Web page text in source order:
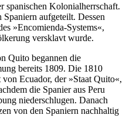
spanischen Kolonialherrschaft.
aufgeteilt. Dessen
»Encomienda-Systems«,
versklavt wurde.
Quito begannen die
bereits 1809. Die 1810
Ecuador, der »Staat Quito«,
die Spanier aus Peru
niederschlugen. Danach
von den Spaniern nachhaltig